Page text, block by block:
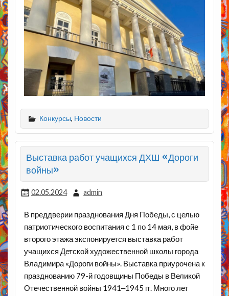
Конкурсы, Новости
Выставка работ учащихся ДХШ «Дороги
войны»
02.05.2024 admin
В преддверии празднования Дня Победы, с целью
патриотического воспитания с 1 по 14 мая, в фойе
второго этажа экспонируется выставка работ
учащихся Детской художественной школы города
Владимира «Дороги войны». Выставка приурочена к
празднованию 79-й годовщины Победы в Великой
Отечественной войны 1941‒1945 гг. Много лет